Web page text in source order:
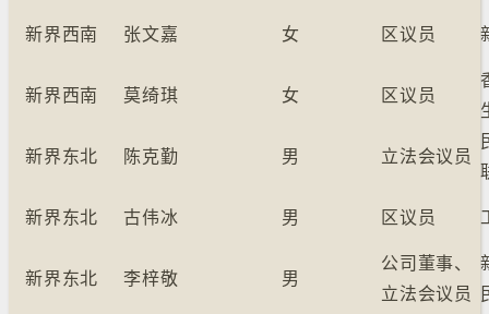
新界西南 张文嘉 女 区议员
新界西南 莫绮琪 女 区议员
新界东北 陈克勤 男 立法会议员
新界东北 古伟冰 男 区议员
新界东北 李梓敬 男
公司董事、
立法会议员